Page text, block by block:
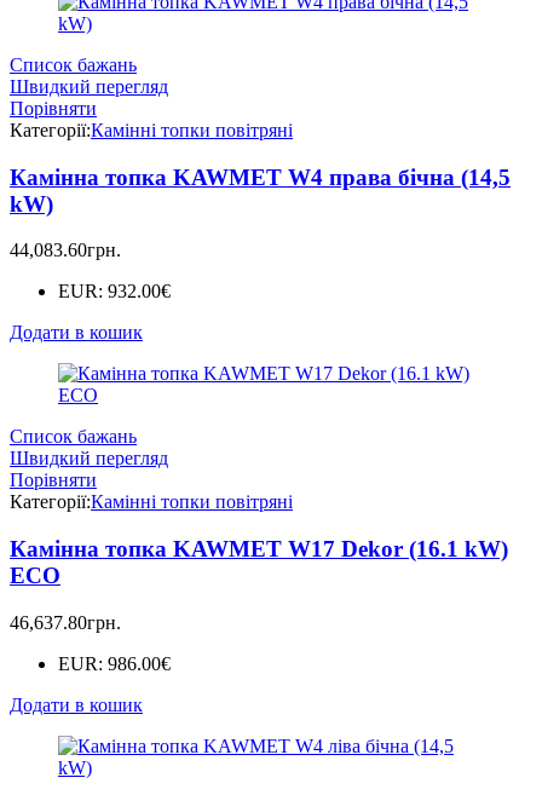
Список бажань
Швидкий перегляд
Порівняти
Категорії:Камінні топки повітряні
Камінна топка KAWMET W4 права бічна (14,5
kW)
44,083.60грн.
EUR: 932.00€
Додати в кошик
Список бажань
Швидкий перегляд
Порівняти
Категорії:Камінні топки повітряні
Камінна топка KAWMET W17 Dekor (16.1 kW)
ECO
46,637.80грн.
EUR: 986.00€
Додати в кошик